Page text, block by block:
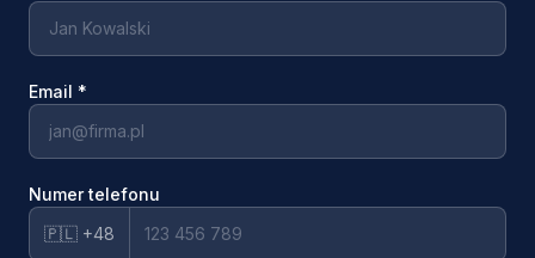
Email *
Numer telefonu
🇵🇱 +48